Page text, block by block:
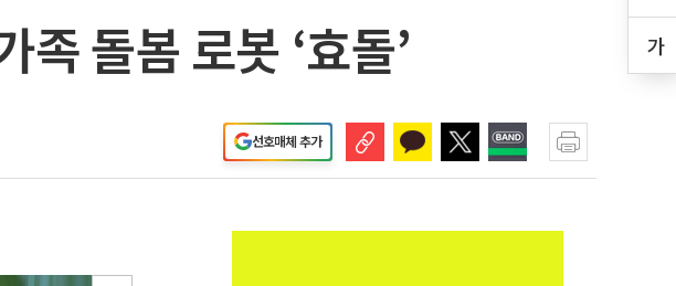
가
돌봄 로봇 ‘효돌’
선호매체 추가